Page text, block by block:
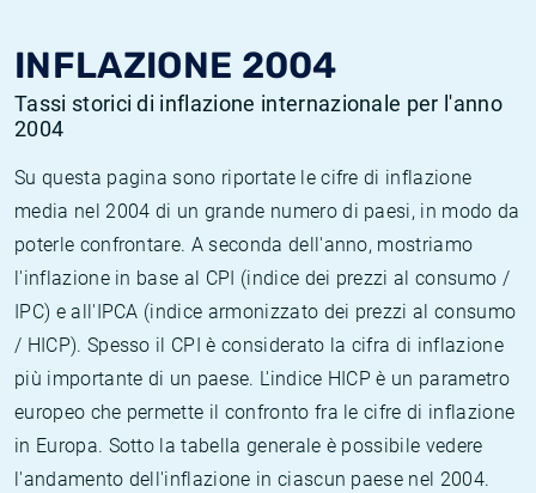
INFLAZIONE 2004
Tassi storici di inflazione internazionale per l'anno
2004
Su questa pagina sono riportate le cifre di inflazione
media nel 2004 di un grande numero di paesi, in modo da
poterle confrontare. A seconda dell'anno, mostriamo
l'inflazione in base al CPI (indice dei prezzi al consumo /
IPC) e all'IPCA (indice armonizzato dei prezzi al consumo
/ HICP). Spesso il CPI è considerato la cifra di inflazione
più importante di un paese. L'indice HICP è un parametro
europeo che permette il confronto fra le cifre di inflazione
in Europa. Sotto la tabella generale è possibile vedere
l'andamento dell'inflazione in ciascun paese nel 2004.